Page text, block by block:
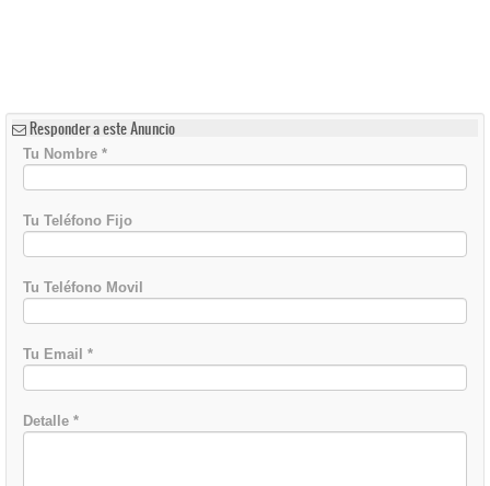
Responder a este Anuncio
Tu Nombre *
Tu Teléfono Fijo
Tu Teléfono Movil
Tu Email *
Detalle *